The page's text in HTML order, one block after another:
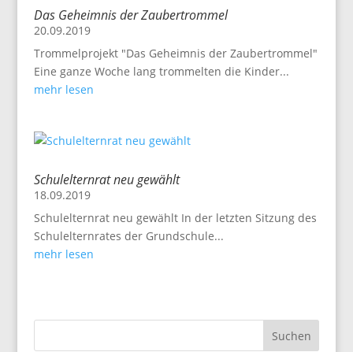
Das Geheimnis der Zaubertrommel
20.09.2019
Trommelprojekt "Das Geheimnis der Zaubertrommel"
Eine ganze Woche lang trommelten die Kinder...
mehr lesen
Schulelternrat neu gewählt
18.09.2019
Schulelternrat neu gewählt In der letzten Sitzung des
Schulelternrates der Grundschule...
mehr lesen